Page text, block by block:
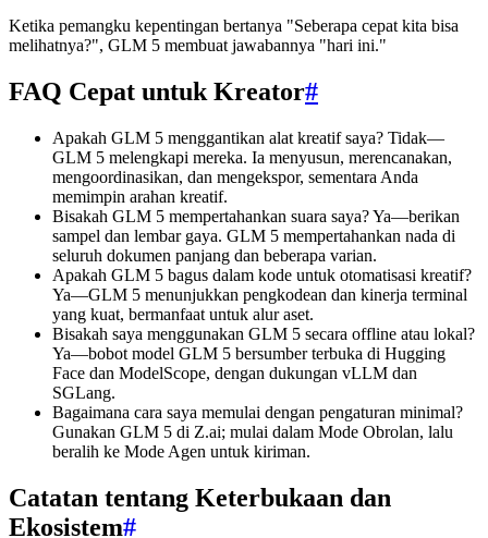
Ketika pemangku kepentingan bertanya "Seberapa cepat kita bisa
melihatnya?", GLM 5 membuat jawabannya "hari ini."
FAQ Cepat untuk Kreator#
Apakah GLM 5 menggantikan alat kreatif saya? Tidak—
GLM 5 melengkapi mereka. Ia menyusun, merencanakan,
mengoordinasikan, dan mengekspor, sementara Anda
memimpin arahan kreatif.
Bisakah GLM 5 mempertahankan suara saya? Ya—berikan
sampel dan lembar gaya. GLM 5 mempertahankan nada di
seluruh dokumen panjang dan beberapa varian.
Apakah GLM 5 bagus dalam kode untuk otomatisasi kreatif?
Ya—GLM 5 menunjukkan pengkodean dan kinerja terminal
yang kuat, bermanfaat untuk alur aset.
Bisakah saya menggunakan GLM 5 secara offline atau lokal?
Ya—bobot model GLM 5 bersumber terbuka di Hugging
Face dan ModelScope, dengan dukungan vLLM dan
SGLang.
Bagaimana cara saya memulai dengan pengaturan minimal?
Gunakan GLM 5 di Z.ai; mulai dalam Mode Obrolan, lalu
beralih ke Mode Agen untuk kiriman.
Catatan tentang Keterbukaan dan
Ekosistem#